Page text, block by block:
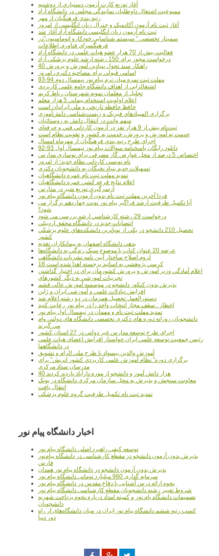
آغاز توزيع کارت آزمون دستياري از دوشنبه
ممنوعيت اشتغال داوطلبان نمايندگي مجلس در دانشگاه آزاد
رتبه بندي فرهنگيان از مهر
آغاز ثبت نام آزمون آکادميک و جنرال زبان انگليسي از امروز
ثبت نام آزمون زبان انگليسي دانشگاه آزاد آغاز شد
سمينار تخصصي " سيستم شناسايي خودکارو اتوماسيون"در
فرهنگسراي فناوري اطلاعات
فعاليت بيش از 70 هزار عضو هيات علمي در دانشگاه آزاد
درخواست مجوز براي 150 رشته ارشد علوم پزشکي آزاد
40 راهکار سند تحول بنيادين آموزش و پرورش
اسامي قبولي براي مصاحبه دکتري، امروز
مهلت ثبت نمره میان ترم پیام نور نیمسال دوم 94-93
اشتغالزايي از اهداف دانشگاه جامع علمي کاربردي
تجليل از معلمان نمونه شهرستان رباط کريم
اعلام اولويت استخدام پيماني 5 هزار معلم
حافظ حافظه تاريخي و ملي ايرانيان است
برگزاري المپيادهاي فيزيک و زيست‌شناسي دانش‌آموزي
سهم وانت در انتقال دانش به روستائيان
ثبت‌نام بيش از 9 هزار نفر در آزمون کارداني فني و حرفه‌اي
خدمت به آموزش و پرورش، خدمت به کشور و تقويت نظام است
اجراي طرح رتبه بندي فرهنگيان از مهرماه امسال
دانلود رایگان پاسخنامه سوالات پیام نور نیمسال اول 93-92
اختصاص 5 درصد از محل عوارض گاز مصرفي براي نوسازي مدارس
نام نويسي کارداني نظام جديد؛ از امروز
تسهيلات جديد بنياد نخبگان به دانشجويان دکتري
تمديد مهلت ثبت نام عمره دانشگاهيان
اعلام نتايج قرعه کشي عمره دانشگاهيان
ازسرگيري توزيع شير در مدارس
فردا آخرین مهلت ثبت نام بدون آزمون دانشگاه پیام نور
آیا تکمیل ظرفیت ارشد فراگیر پیام نور نوبت چهاردهم برگزار می
شود؟
درخواست 29 رشته کارشناسي ارشد بررسي مي شود
انتصابات جديد در دانشگاه محقق اردبيلي
تحصيل 210 دانشجو در يکي از نوپاترين دانشکده‌هاي علوم پزشکي
کشور
بدهي دانشگاه اصفهان به پيمانکاران تغذيه
عرضه 20 عنوان کتاب با موضوع سبک زندگي به دانشگاه‌ها
لزوم اصلاح ساختار آيين نامه نشريات دانشگاهي
18 کرسي پژوهشي به اساتيد برجسته اهدا شده است
اعلام آمادگي وزير آموزش و پرورش کشورمان براي در اختيار گذاشتن
تجربيات آموزشي به ديگر کشورهاي
پذيرش بدون کنکور دانشجو در موسسه آموزش عالي قشم
افزايش تبادلات علمي و آموزشي ايران و ژاپن
دستورالعمل تحصیل همزمان در دو رشته اعلام شد
اخطار : سقف مجاز انتخاب واحد را در پیام نور رعایت کنید
تمدید مهلت ثبت نام و مهمان در نیمسال اول پیام نور
دانشجويان روزانه دوره هاي دكتري تخصصي دانشگاه هاي دولتي وام
مي گيرند
اجراي طرح توسعه مدارس غير دولتي در 27 استان کشور
رئيس جمعيت توسعه علمي ايران خواستار افزايش اعضاي هيات علمي
در دانشگاهها
آموزش والدين بيسواد با طرح ملي الزام و تشويق
برگزاري دوره" نظام آموزش علمي كاربردي كشور اتريش" براي
مدرسان ستاد مرکزي
40 هزار دانش آموز و دانشجو از موزه دارآباد بازديد کردند
معاونت سنجش و پذيرش به محل سازمان مرکزي دانشگاه در پونک
انتقال يافت
تمديد ثبت نام تکميل ظرفيت گروه علوم پزشکي
اخبار دانشگاه پیام نور
توسعه کیفی راهبرد اصلی دانشگاه پیام نور
پذیرش بدون آزمون دانشجو در مقطع کارشناسی در دانشگاه پیام‌نور
فارس
پذیرش بدون آزمون دانشجو در دانشگاه پیام نور همدان
سرمایه گذاری 980 میلیارد تومانی دانشگاه پیام نور
نحوه ارائه درس آشنایی با دفاع مقدس در دانشگاه پیام نور
شروط تغییر رشته دانشجویان مقطع کارشناسی دانشگاه پیام نور
تصمیمات دانشگاه یام نور و کمیته امداد درباره نحوه پرداخت شهریه
دانشجویان
کسب رتبه ششم دانشگاه پیام نور ایران در میان دانشگاه‌های از راه
دور دنیا